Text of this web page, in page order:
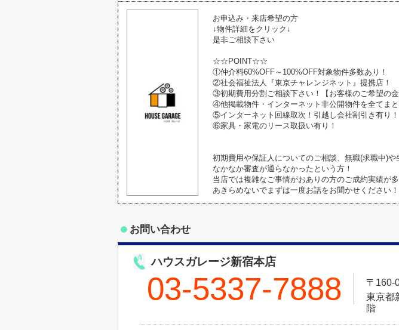
お申込み・来店希望の方
↓物件詳細をクリック↓
是非ご相談下さい
☆☆POINT☆☆
①仲介料60%OFF～100%OFF対象物件多数あり！
②社会福祉法人『東京チャレンジネット』提携店！
③初期費用分割ご相談下さい！【お客様のご希望の金
④他掲載物件・インターネット非公開物件を全てまと
⑤インターネット回線取次！引越し会社割引き有り！
⑥家具・家電のリース取扱い有り！
初期費用や保証人についてのご相談、無職(求職中)
なかなか審査が通らなかったという方！
当店では複雑なご事情がおありの方のご成約実績が
あきらめないでまずは一度お話をお聞かせください
お問い合わせ
ハウスガレージ新宿本店
03-5337-7888
〒160-
東京都
階